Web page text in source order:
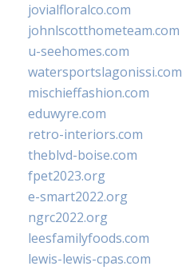
jovialfloralco.com
johnlscotthometeam.com
u-seehomes.com
watersportslagonissi.com
mischieffashion.com
eduwyre.com
retro-interiors.com
theblvd-boise.com
fpet2023.org
e-smart2022.org
ngrc2022.org
leesfamilyfoods.com
lewis-lewis-cpas.com